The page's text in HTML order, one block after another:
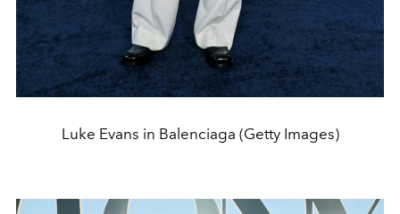
Luke Evans in Balenciaga (Getty Images)